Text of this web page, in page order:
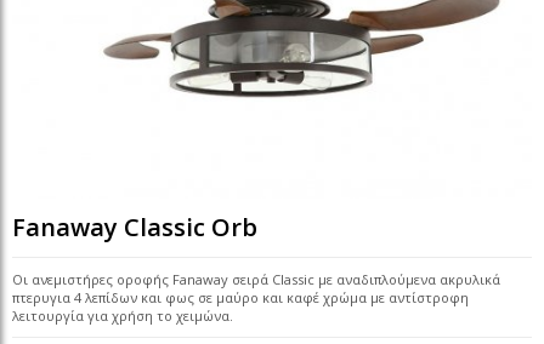
Fanaway Classic Orb
Οι ανεμιστήρες οροφής Fanaway σειρά Classic με αναδιπλούμενα ακρυλικά
πτερυγια 4 λεπίδων και φως σε μαύρο και καφέ χρώμα με αντίστροφη
λειτουργία για χρήση το χειμώνα.